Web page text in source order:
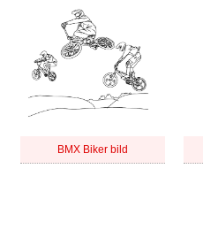
BMX Biker bild